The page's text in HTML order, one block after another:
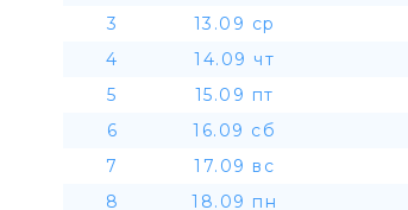
3
13.09 ср
4
14.09 чт
5
15.09 пт
6
16.09 сб
7
17.09 вс
8
18.09 пн